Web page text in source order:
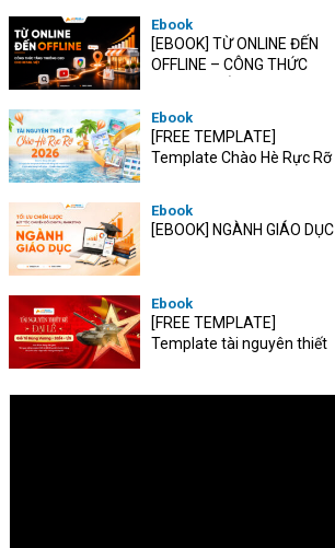
Ebook
[EBOOK] TỪ ONLINE ĐẾN
OFFLINE – CÔNG THỨC
Ebook
[FREE TEMPLATE]
Template Chào Hè Rực Rỡ
Ebook
[EBOOK] NGÀNH GIÁO DỤC
Ebook
[FREE TEMPLATE]
Template tài nguyên thiết